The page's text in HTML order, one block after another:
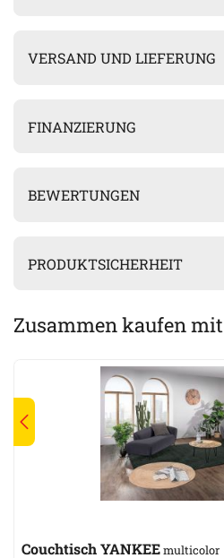
VERSAND UND LIEFERUNG
FINANZIERUNG
BEWERTUNGEN
PRODUKTSICHERHEIT
Zusammen kaufen mit
Couchtisch YANKEEmulticolor